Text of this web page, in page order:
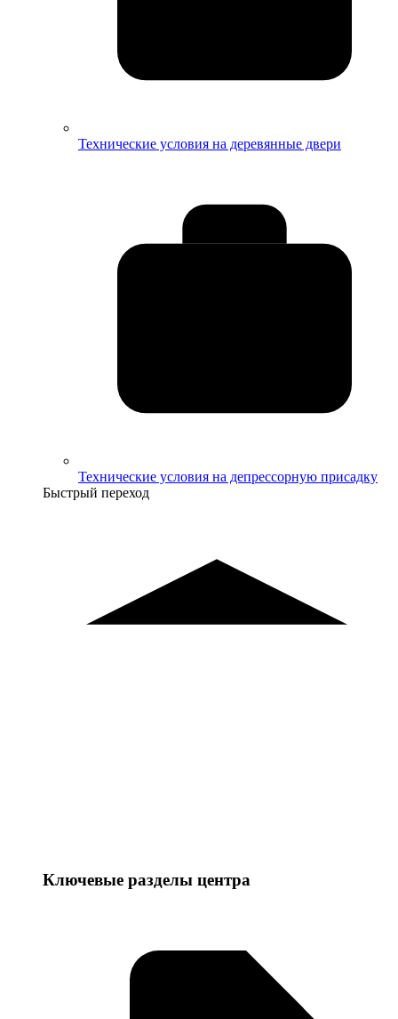
Технические условия на деревянные двери
Технические условия на депрессорную присадку
Быстрый переход
Ключевые разделы центра